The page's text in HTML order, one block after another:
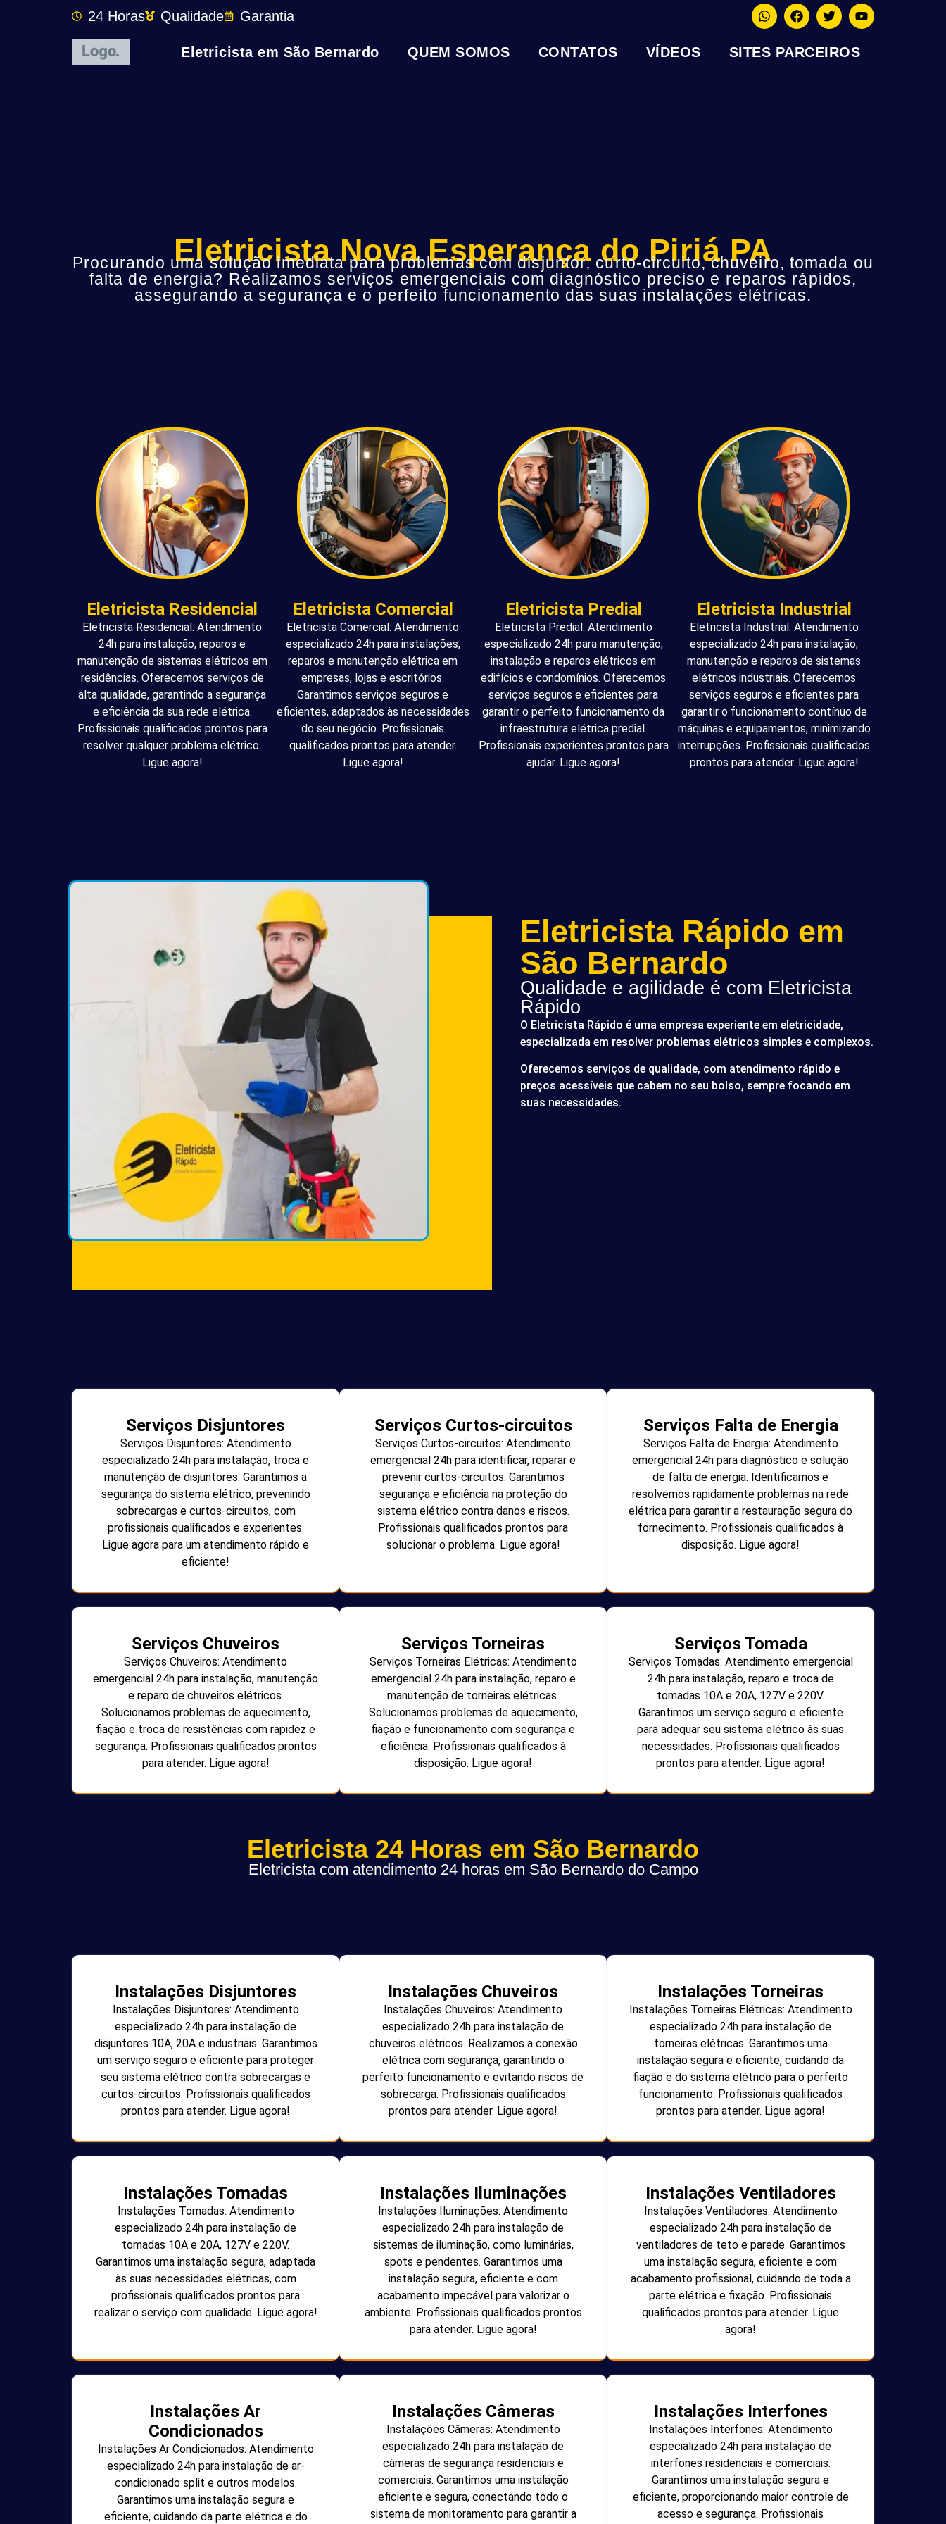
24 Horas Qualidade Garantia
Eletricista em São Bernardo QUEM SOMOS CONTATOS VÍDEOS SITES PARCEIROS
Eletricista Nova Esperança do Piriá PA
Procurando uma solução imediata para problemas com disjuntor, curto-circuito, chuveiro, tomada ou
falta de energia? Realizamos serviços emergenciais com diagnóstico preciso e reparos rápidos,
assegurando a segurança e o perfeito funcionamento das suas instalações elétricas.
Eletricista Residencial
Eletricista Residencial: Atendimento
24h para instalação, reparos e
manutenção de sistemas elétricos em
residências. Oferecemos serviços de
alta qualidade, garantindo a segurança
e eficiência da sua rede elétrica.
Profissionais qualificados prontos para
resolver qualquer problema elétrico.
Ligue agora!
Eletricista Comercial
Eletricista Comercial: Atendimento
especializado 24h para instalações,
reparos e manutenção elétrica em
empresas, lojas e escritórios.
Garantimos serviços seguros e
eficientes, adaptados às necessidades
do seu negócio. Profissionais
qualificados prontos para atender.
Ligue agora!
Eletricista Predial
Eletricista Predial: Atendimento
especializado 24h para manutenção,
instalação e reparos elétricos em
edifícios e condomínios. Oferecemos
serviços seguros e eficientes para
garantir o perfeito funcionamento da
infraestrutura elétrica predial.
Profissionais experientes prontos para
ajudar. Ligue agora!
Eletricista Industrial
Eletricista Industrial: Atendimento
especializado 24h para instalação,
manutenção e reparos de sistemas
elétricos industriais. Oferecemos
serviços seguros e eficientes para
garantir o funcionamento contínuo de
máquinas e equipamentos, minimizando
interrupções. Profissionais qualificados
prontos para atender. Ligue agora!
Eletricista Rápido em
São Bernardo
Qualidade e agilidade é com Eletricista
Rápido
O Eletricista Rápido é uma empresa experiente em eletricidade,
especializada em resolver problemas elétricos simples e complexos.
Oferecemos serviços de qualidade, com atendimento rápido e
preços acessíveis que cabem no seu bolso, sempre focando em
suas necessidades.
Serviços Disjuntores
Serviços Disjuntores: Atendimento
especializado 24h para instalação, troca e
manutenção de disjuntores. Garantimos a
segurança do sistema elétrico, prevenindo
sobrecargas e curtos-circuitos, com
profissionais qualificados e experientes.
Ligue agora para um atendimento rápido e
eficiente!
Serviços Curtos-circuitos
Serviços Curtos-circuitos: Atendimento
emergencial 24h para identificar, reparar e
prevenir curtos-circuitos. Garantimos
segurança e eficiência na proteção do
sistema elétrico contra danos e riscos.
Profissionais qualificados prontos para
solucionar o problema. Ligue agora!
Serviços Falta de Energia
Serviços Falta de Energia: Atendimento
emergencial 24h para diagnóstico e solução
de falta de energia. Identificamos e
resolvemos rapidamente problemas na rede
elétrica para garantir a restauração segura do
fornecimento. Profissionais qualificados à
disposição. Ligue agora!
Serviços Chuveiros
Serviços Chuveiros: Atendimento
emergencial 24h para instalação, manutenção
e reparo de chuveiros elétricos.
Solucionamos problemas de aquecimento,
fiação e troca de resistências com rapidez e
segurança. Profissionais qualificados prontos
para atender. Ligue agora!
Serviços Torneiras
Serviços Torneiras Elétricas: Atendimento
emergencial 24h para instalação, reparo e
manutenção de torneiras elétricas.
Solucionamos problemas de aquecimento,
fiação e funcionamento com segurança e
eficiência. Profissionais qualificados à
disposição. Ligue agora!
Serviços Tomada
Serviços Tomadas: Atendimento emergencial
24h para instalação, reparo e troca de
tomadas 10A e 20A, 127V e 220V.
Garantimos um serviço seguro e eficiente
para adequar seu sistema elétrico às suas
necessidades. Profissionais qualificados
prontos para atender. Ligue agora!
Eletricista 24 Horas em São Bernardo
Eletricista com atendimento 24 horas em São Bernardo do Campo
Instalações Disjuntores
Instalações Disjuntores: Atendimento
especializado 24h para instalação de
disjuntores 10A, 20A e industriais. Garantimos
um serviço seguro e eficiente para proteger
seu sistema elétrico contra sobrecargas e
curtos-circuitos. Profissionais qualificados
prontos para atender. Ligue agora!
Instalações Chuveiros
Instalações Chuveiros: Atendimento
especializado 24h para instalação de
chuveiros elétricos. Realizamos a conexão
elétrica com segurança, garantindo o
perfeito funcionamento e evitando riscos de
sobrecarga. Profissionais qualificados
prontos para atender. Ligue agora!
Instalações Torneiras
Instalações Torneiras Elétricas: Atendimento
especializado 24h para instalação de
torneiras elétricas. Garantimos uma
instalação segura e eficiente, cuidando da
fiação e do sistema elétrico para o perfeito
funcionamento. Profissionais qualificados
prontos para atender. Ligue agora!
Instalações Tomadas
Instalações Tomadas: Atendimento
especializado 24h para instalação de
tomadas 10A e 20A, 127V e 220V.
Garantimos uma instalação segura, adaptada
às suas necessidades elétricas, com
profissionais qualificados prontos para
realizar o serviço com qualidade. Ligue agora!
Instalações Iluminações
Instalações Iluminações: Atendimento
especializado 24h para instalação de
sistemas de iluminação, como luminárias,
spots e pendentes. Garantimos uma
instalação segura, eficiente e com
acabamento impecável para valorizar o
ambiente. Profissionais qualificados prontos
para atender. Ligue agora!
Instalações Ventiladores
Instalações Ventiladores: Atendimento
especializado 24h para instalação de
ventiladores de teto e parede. Garantimos
uma instalação segura, eficiente e com
acabamento profissional, cuidando de toda a
parte elétrica e fixação. Profissionais
qualificados prontos para atender. Ligue
agora!
Instalações Ar
Condicionados
Instalações Ar Condicionados: Atendimento
especializado 24h para instalação de ar-
condicionado split e outros modelos.
Garantimos uma instalação segura e
eficiente, cuidando da parte elétrica e do
Instalações Câmeras
Instalações Câmeras: Atendimento
especializado 24h para instalação de
câmeras de segurança residenciais e
comerciais. Garantimos uma instalação
eficiente e segura, conectando todo o
sistema de monitoramento para garantir a
Instalações Interfones
Instalações Interfones: Atendimento
especializado 24h para instalação de
interfones residenciais e comerciais.
Garantimos uma instalação segura e
eficiente, proporcionando maior controle de
acesso e segurança. Profissionais